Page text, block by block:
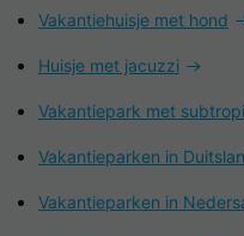
Vakantiehuisje met hond
Huisje met jacuzzi
Vakantiepark met
Vakantieparken in
Vakantieparken in